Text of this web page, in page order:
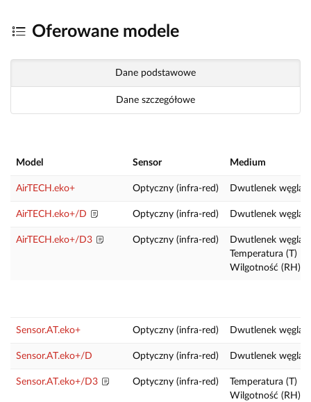
Oferowane modele
Dane podstawowe
Dane szczegółowe
Model Sensor Medium
AirTECH.eko+ Optyczny (infra-red) Dwutlenek węgla
AirTECH.eko+/D Optyczny (infra-red) Dwutlenek węgla
AirTECH.eko+/D3 Optyczny (infra-red)
Dwutlenek węgla
Temperatura (T)
Wilgotność (RH)
Sensor.AT.eko+ Optyczny (infra-red) Dwutlenek węgla
Sensor.AT.eko+/D Optyczny (infra-red) Dwutlenek węgla
Sensor.AT.eko+/D3 Optyczny (infra-red)
Temperatura (T)
Wilgotność (RH)